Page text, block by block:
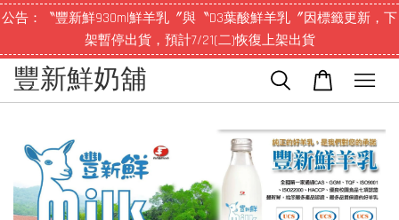
公告：〝豐新鮮930ml鮮羊乳〞與〝D3葉酸鮮羊乳〞因標籤更新，下
架暫停出貨，預計7/21(二)恢復上架出貨
豐新鮮奶舖